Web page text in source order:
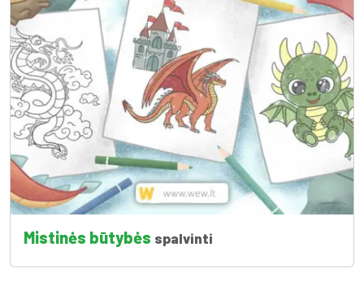
Mistinės būtybės spalvinti